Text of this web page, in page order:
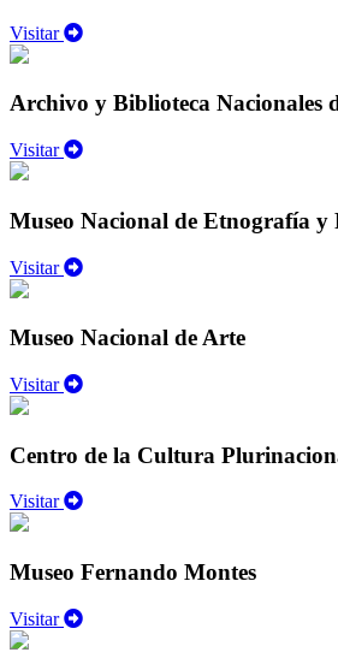
Visitar
Archivo y Biblioteca Nacionales
Visitar
Museo Nacional de Etnografía y
Visitar
Museo Nacional de Arte
Visitar
Centro de la Cultura
Visitar
Museo Fernando Montes
Visitar